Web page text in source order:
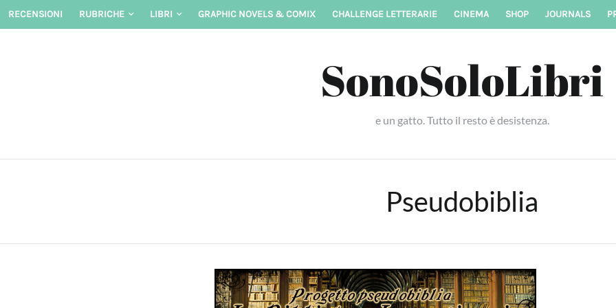
Skip
RECENSIONI RUBRICHE LIBRI GRAPHIC NOVELS & COMIX CHALLENGE LETTERARIE CINEMA SHOP JOURNALS
SonoSoloLibri
e un gatto. Tutto il resto è desistenza.
Pseudobiblia